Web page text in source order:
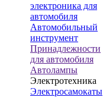
электроника для
автомобиля
Автомобильный
инструмент
Принадлежности
для автомобиля
Автолампы
Электротехника
Электросамокаты